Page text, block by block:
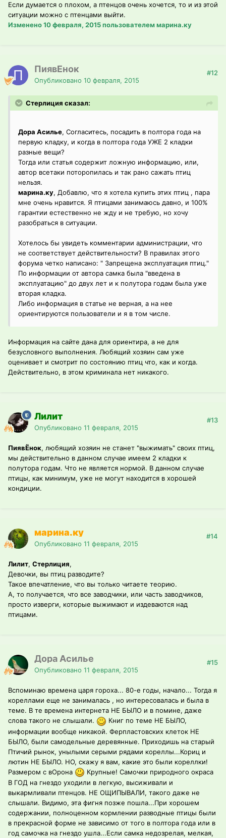
Если думается о плохом, а птенцов очень хочется, то и из этой
ситуации можно с птенцами выйти.
Изменено10 февраля, 2015пользователем марина.ку
ПиявЁнок
Опубликовано 10 февраля, 2015
#12
Стерлиция сказал:
Дора Асилье, Согласитесь, посадить в полтора года на
первую кладку, и когда в полтора года УЖЕ 2 кладки
разные вещи?
Тогда или статья содержит ложную информацию, или,
автор всетаки поторопилась и так рано сажать птиц
нельзя.
марина.ку, Добавлю, что я хотела купить этих птиц , пара
мне очень нравится. Я птицами занимаюсь давно, и 100%
гарантии естественно не жду и не требую, но хочу
разобраться в ситуации.
Хотелось бы увидеть комментарии администрации, что
не соответствует действительности? В правилах этого
форума четко написано: " Запрещена эксплуатация птиц."
По информации от автора самка была "введена в
эксплуатацию" до двух лет и к полутора годам была уже
вторая кладка.
Либо информация в статье не верная, а на нее
ориентируются пользователи и я в том числе.
Информация на сайте дана для ориентира, а не для
безусловного выполнения. Любящий хозяин сам уже
оценивает и смотрит по состоянию птиц что, как и когда.
Действительно, в этом криминала нет никакого.
Лилит
Опубликовано 11 февраля, 2015
#13
ПиявЁнок, любящий хозяин не станет "выжимать" своих птиц,
мы действительно в данном случае имеем 2 кладки к
полутора годам. Что не является нормой. В данном случае
птицы, как минимум, уже не могут находится в хорошей
кондиции.
марина.ку
Опубликовано 11 февраля, 2015
#14
Лилит, Стерлиция,
Девочки, вы птиц разводите?
Такое впечатление, что вы только читаете теорию.
А, то получается, что все заводчики, или часть заводчиков,
просто изверги, которые выжимают и издеваются над
птицами.
Дора Асилье
Опубликовано 11 февраля, 2015
#15
Вспоминаю времена царя гороха... 80-е годы, начало... Тогда я
кореллами еще не занималась , но интересовалась и была в
теме. В те времена интернета НЕ БЫЛО и в помине, даже
слова такого не слышали.
Книг по теме НЕ БЫЛО,
информации вообще никакой. Ферпластовских клеток НЕ
БЫЛО, были самодельные деревянные. Приходишь на старый
Птичий рынок, унылыми серыми рядами кореллы...Кориц и
лютин НЕ БЫЛО. НО, скажу я вам, какие это были кореллки!
Размером с вОрона
Крупные! Самочки природного окраса
В ГОД на гнездо уходили в легкую, высиживали и
выкармливали птенцов. НЕ ОЩИПЫВАЛИ, такого даже не
слышали. Видимо, эта фигня позже пошла...При хорошем
содержании, полноценном кормлении разводные птицы были
в прекрасной форме не зависимо от того в полтора года или в
год самочка на гнездо ушла...Если самка недозрелая, мелкая,